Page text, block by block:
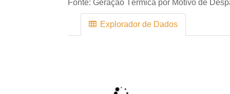
Fonte: Geração Térmica por Motivo de
Explorador de Dados